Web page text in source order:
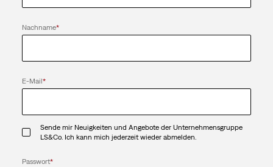
Nachname*
E-Mail*
Sende mir Neuigkeiten und Angebote der Unternehmensgruppe
LS&Co. Ich kann mich jederzeit wieder abmelden.
Passwort*